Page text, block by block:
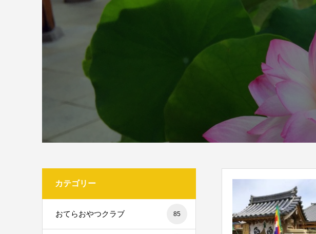
カテゴリー
おてらおやつクラブ 85